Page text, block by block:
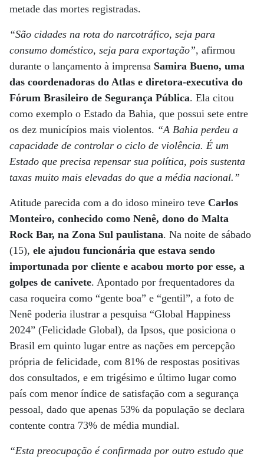
metade das mortes registradas.
“São cidades na rota do narcotráfico, seja para
consumo doméstico, seja para exportação”, afirmou
durante o lançamento à imprensa Samira Bueno, uma
das coordenadoras do Atlas e diretora-executiva do
Fórum Brasileiro de Segurança Pública. Ela citou
como exemplo o Estado da Bahia, que possui sete entre
os dez municípios mais violentos. “A Bahia perdeu a
capacidade de controlar o ciclo de violência. É um
Estado que precisa repensar sua política, pois sustenta
taxas muito mais elevadas do que a média nacional.”
Atitude parecida com a do idoso mineiro teve Carlos
Monteiro, conhecido como Nenê, dono do Malta
Rock Bar, na Zona Sul paulistana. Na noite de sábado
(15), ele ajudou funcionária que estava sendo
importunada por cliente e acabou morto por esse, a
golpes de canivete. Apontado por frequentadores da
casa roqueira como “gente boa” e “gentil”, a foto de
Nenê poderia ilustrar a pesquisa “Global Happiness
2024” (Felicidade Global), da Ipsos, que posiciona o
Brasil em quinto lugar entre as nações em percepção
própria de felicidade, com 81% de respostas positivas
dos consultados, e em trigésimo e último lugar como
país com menor índice de satisfação com a segurança
pessoal, dado que apenas 53% da população se declara
contente contra 73% de média mundial.
“Esta preocupação é confirmada por outro estudo que